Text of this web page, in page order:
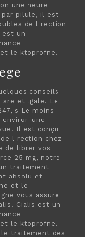
une heure
par pilule, il est
de l rection
est un
le ktoprofne.
conseils
sre et lgale. Le
s Le moins
une
Il est conçu
l rection chez
de librer vos
25 mg, notre
traitement
absolu et
et le
vous assure
Cialis est un
le ktoprofne.
le traitement des